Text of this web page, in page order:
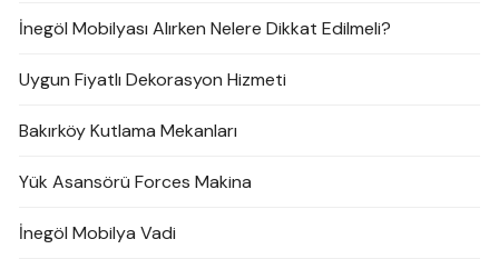
İnegöl Mobilyası Alırken Nelere Dikkat Edilmeli?
Uygun Fiyatlı Dekorasyon Hizmeti
Bakırköy Kutlama Mekanları
Yük Asansörü Forces Makina
İnegöl Mobilya Vadi